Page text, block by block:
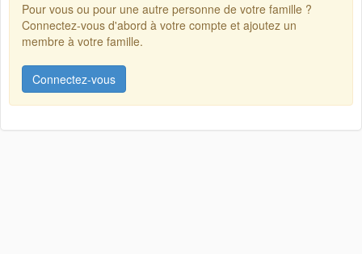
Pour vous ou pour une autre personne de votre famille ?
Connectez-vous d'abord à votre compte et ajoutez un
membre à votre famille.
Connectez-vous